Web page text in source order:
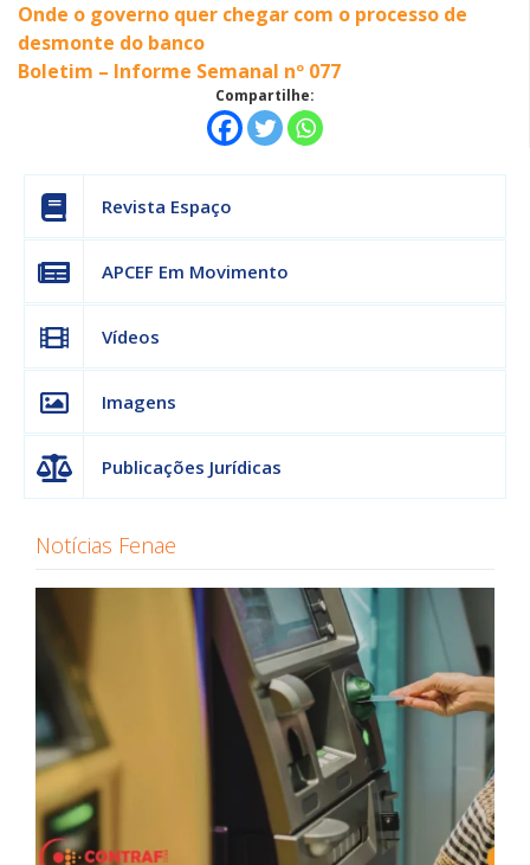
Onde o governo quer chegar com o processo de
desmonte do banco
Boletim – Informe Semanal nº 077
Compartilhe:
Revista Espaço
APCEF Em Movimento
Vídeos
Imagens
Publicações Jurídicas
Notícias Fenae